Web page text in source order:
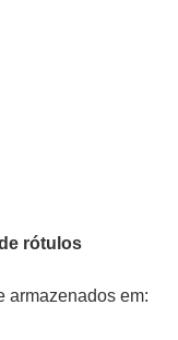
rótulos
armazenados em: